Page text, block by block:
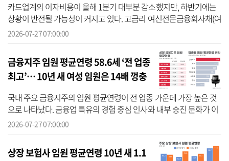
카드업계의 이자비용이 올해 1분기 대부분 감소했지만, 하반기에는
상황이 반전될 가능성이 커지고 있다. 고금리 여신전문금융회사채(여
전채)를 상대적으로 낮은 금리로 차환하며 비용 부담을 덜었으나, 최
2026-07-27 07:00:00
금융지주 임원 평균연령 58.6세 ‘전 업종
최고’… 10년 새 여성 임원은 14배 껑충
국내 주요 금융지주의 임원 평균연령이 전 업종 가운데 가장 높은 것
으로 나타났다. 금융업 특유의 경험 중심 인사와 내부 승진 문화가 이
어지면서 10년새 임원의 평균연령이 높아졌으며, 평균연령이 60대를
2026-07-27 07:00:00
상장 보험사 임원 평균연령 10년 새 1.1